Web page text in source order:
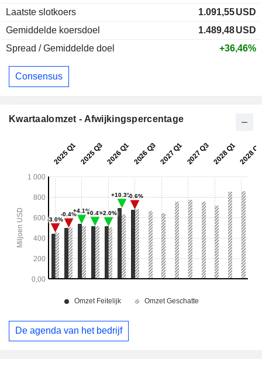
Laatste slotkoers
1.091,55USD
Gemiddelde koersdoel
1.489,48USD
Spread / Gemiddelde doel
+36,46%
Consensus
Kwartaalomzet - Afwijkingspercentage
De agenda van het bedrijf